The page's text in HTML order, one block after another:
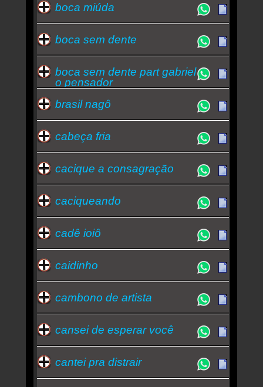
boca miúda
boca sem dente
boca sem dente part gabriel
o pensador
brasil nagô
cabeça fria
cacique a consagração
caciqueando
cadê ioiô
caidinho
cambono de artista
cansei de esperar você
cantei pra distrair